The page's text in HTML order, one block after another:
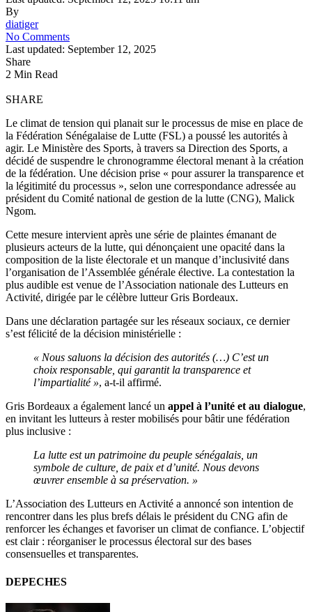
By
diatiger
No Comments
Last updated: September 12, 2025
Share
2 Min Read
SHARE
Le climat de tension qui planait sur le processus de mise en place de
la Fédération Sénégalaise de Lutte (FSL) a poussé les autorités à
agir. Le Ministère des Sports, à travers sa Direction des Sports, a
décidé de suspendre le chronogramme électoral menant à la création
de la fédération. Une décision prise « pour assurer la transparence et
la légitimité du processus », selon une correspondance adressée au
président du Comité national de gestion de la lutte (CNG), Malick
Ngom.
Cette mesure intervient après une série de plaintes émanant de
plusieurs acteurs de la lutte, qui dénonçaient une opacité dans la
composition de la liste électorale et un manque d’inclusivité dans
l’organisation de l’Assemblée générale élective. La contestation la
plus audible est venue de l’Association nationale des Lutteurs en
Activité, dirigée par le célèbre lutteur Gris Bordeaux.
Dans une déclaration partagée sur les réseaux sociaux, ce dernier
s’est félicité de la décision ministérielle :
« Nous saluons la décision des autorités (…) C’est un
choix responsable, qui garantit la transparence et
l’impartialité », a-t-il affirmé.
Gris Bordeaux a également lancé un appel à l’unité et au dialogue,
en invitant les lutteurs à rester mobilisés pour bâtir une fédération
plus inclusive :
La lutte est un patrimoine du peuple sénégalais, un
symbole de culture, de paix et d’unité. Nous devons
œuvrer ensemble à sa préservation. »
L’Association des Lutteurs en Activité a annoncé son intention de
rencontrer dans les plus brefs délais le président du CNG afin de
renforcer les échanges et favoriser un climat de confiance. L’objectif
est clair : réorganiser le processus électoral sur des bases
consensuelles et transparentes.
DEPECHES